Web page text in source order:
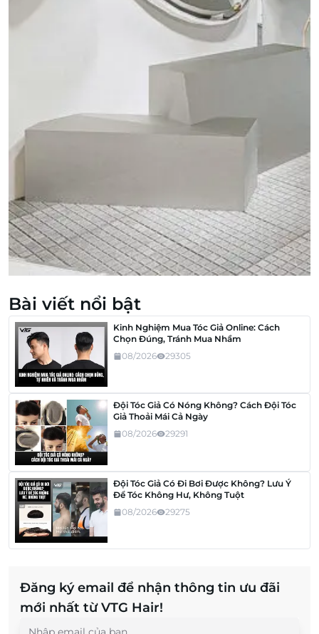
Bài viết nổi bật
Kinh Nghiệm Mua Tóc Giả Online: Cách
Chọn Đúng, Tránh Mua Nhầm
08/2026
29305
Đội Tóc Giả Có Nóng Không? Cách Đội Tóc
Giả Thoải Mái Cả Ngày
08/2026
29291
Đội Tóc Giả Có Đi Bơi Được Không? Lưu Ý
Để Tóc Không Hư, Không Tuột
08/2026
29275
Đăng ký email để nhận thông tin ưu đãi
mới nhất từ VTG Hair!